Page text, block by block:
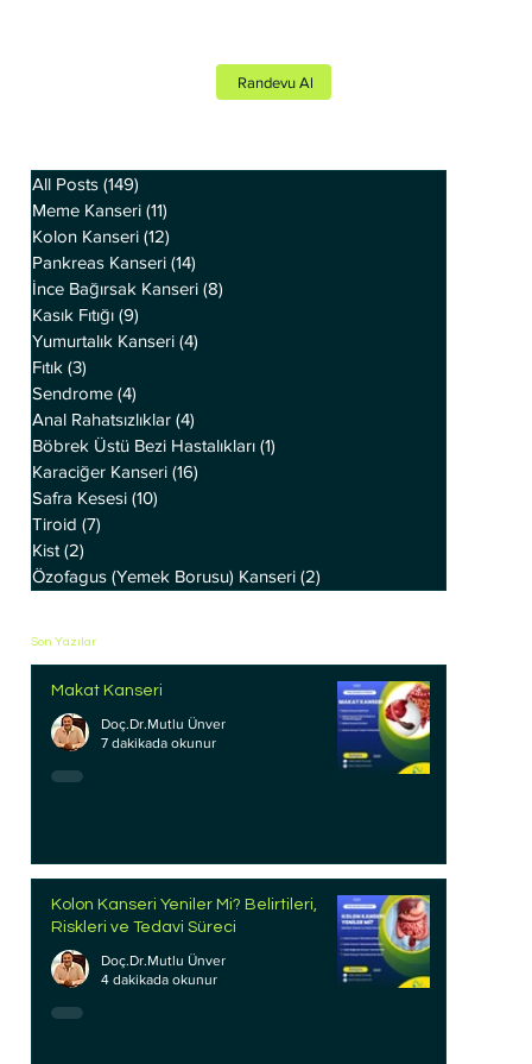
Randevu Al
All Posts (149)
Meme Kanseri (11)
Kolon Kanseri (12)
Pankreas Kanseri (14)
İnce Bağırsak Kanseri (8)
Kasık Fıtığı (9)
Yumurtalık Kanseri (4)
Fıtık (3)
Sendrome (4)
Anal Rahatsızlıklar (4)
Böbrek Üstü Bezi Hastalıkları (1)
Karaciğer Kanseri (16)
Safra Kesesi (10)
Tiroid (7)
Kist (2)
Özofagus (Yemek Borusu) Kanseri (2)
Makat Kanseri
Doç.Dr.Mutlu Ünver
7 dakikada okunur
Kolon Kanseri Yeniler Mi? Belirtileri,
Riskleri ve Tedavi Süreci
Doç.Dr.Mutlu Ünver
4 dakikada okunur
Son Yazılar